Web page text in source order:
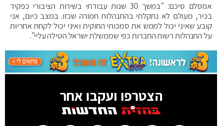
אמסלם סיכם: "במשך 30 שנות עבודתי בשירות הציבורי כפקיד
בכיר, מעולם לא נתקלתי בהתנהלות חמורה שכזו. במצב כיום, אני
קובע שאיני יכול לממש את סמכותי החוקית ואיני יכול לקחת אחריות
על התנהלות רשות החברות כפי שממשלת ישראל הטילה עליי".
הצטרפו ועקבו אחר